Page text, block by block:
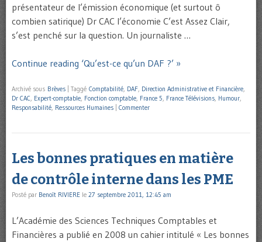
présentateur de l’émission économique (et surtout ô
combien satirique) Dr CAC l’économie C’est Assez Clair,
s’est penché sur la question. Un journaliste …
Continue reading ‘Qu’est-ce qu’un DAF ?’ »
Archivé sous Brèves Taggé Comptabilité DAF Direction Administrative et Financière
Dr CAC Expert-comptable Fonction comptable France 5 France Télévisions Humour
Responsabilité Ressources Humaines Commenter
Les bonnes pratiques en matière
de contrôle interne dans les PME
Posté par Benoît RIVIERE le 27 septembre 2011, 12:45 am
L’Académie des Sciences Techniques Comptables et
Financières a publié en 2008 un cahier intitulé « Les bonnes